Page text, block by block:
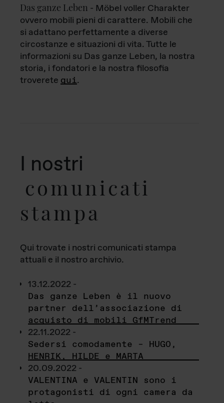
Das ganze Leben - Möbel voller Charakter
ovvero mobili pieni di carattere. Mobili che
si adattano perfettamente a diverse
circostanze e situazioni di vita. Tutte le
informazioni su Das ganze Leben, la nostra
storia, i fondatori e la nostra filosofia
troverete qui.
I nostri
comunicati
stampa
Qui trovate i nostri comunicati stampa
attuali e il nostro archivio.
13.12.2022 -
Das ganze Leben è il nuovo
partner dell’associazione di
acquisto di mobili GfMTrend
22.11.2022 -
Sedersi comodamente – HUGO,
HENRIK, HILDE e MARTA
20.09.2022 -
VALENTINA e VALENTIN sono i
protagonisti di ogni camera da